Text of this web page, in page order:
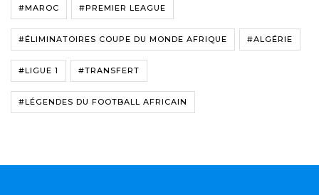
#MAROC #PREMIER LEAGUE
#ÉLIMINATOIRES COUPE DU MONDE AFRIQUE #ALGÉRIE
#LIGUE 1 #TRANSFERT
#LÉGENDES DU FOOTBALL AFRICAIN